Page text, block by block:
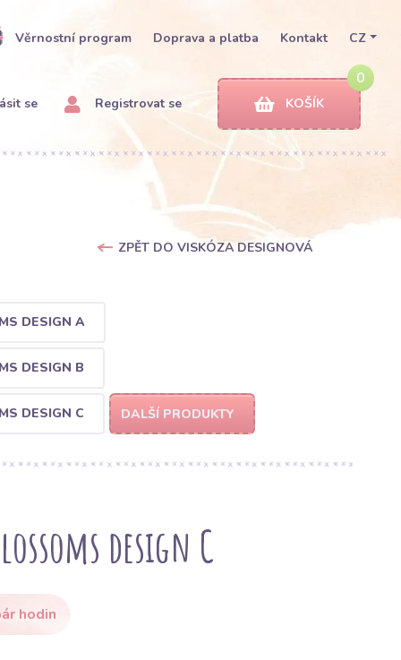
Věrnostní program Doprava a platba Kontakt CZ
se Registrovat se
0
KOŠÍK
ZPĚT DO VISKÓZA DESIGNOVÁ
DESIGN A
DESIGN B
DESIGN C DALŠÍ PRODUKTY
design C
hodin